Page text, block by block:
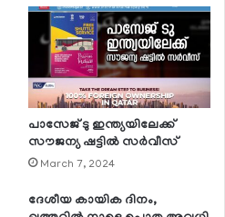
പാസേജ് ടു ഇന്ത്യയിലേക്ക്
സൗജന്യ ഷട്ടില്‍ സര്‍വീസ്
March 7, 2024
ദേശീയ കായിക ദിനം,